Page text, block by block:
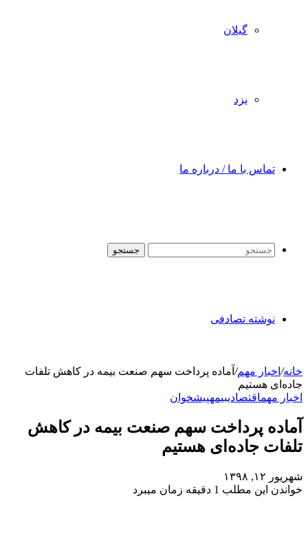
گیلان
یزد
تماس با ما / درباره ما
جستجو
نوشته تصادفی
خانه/ اخبار مهم/ آماده پرداخت سهم صنعت بیمه در کاهش تلفات
جاده‌ای هستیم
اخبار مهماقتصادیبیمهپیشخوان
آماده پرداخت سهم صنعت بیمه در کاهش
تلفات جاده‌ای هستیم
شهریور ۱۲, ۱۳۹۸
خواندن این مطلب 1 دقیقه زمان میبرد